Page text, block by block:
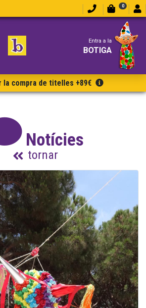
0
Entra a la
BOTIGA
la compra de titelles +89€
Notícies
tornar